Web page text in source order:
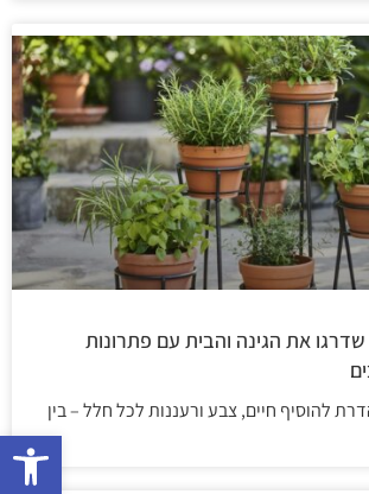
את הגינה והבית עם פתרונות
להוסיף חיים, צבע ורעננות לכל חלל – בין